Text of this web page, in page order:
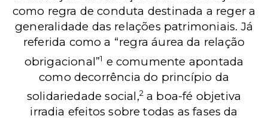
como regra de conduta destinada a reger a
generalidade das relações patrimoniais. Já
referida como a “regra áurea da relação
obrigacional”1 e comumente apontada
como decorrência do princípio da
solidariedade social,2a boa-fé objetiva
irradia efeitos sobre todas as fases da